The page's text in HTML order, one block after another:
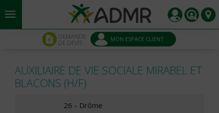
Aller au contenu principal
DEMANDE
DE DEVIS MON ESPACE CLIENT
AUXILIAIRE DE VIE SOCIALE MIRABEL ET
BLACONS (H/F)
26 - Drôme
Panneau de gestion des cookies